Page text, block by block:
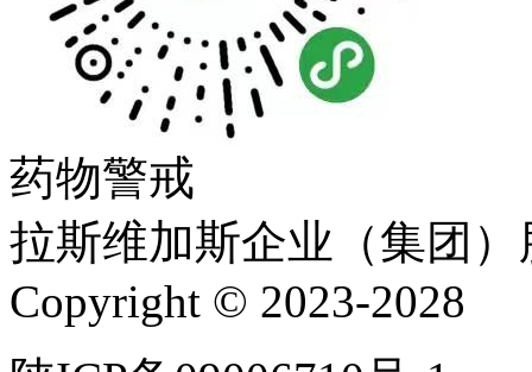
药物警戒
拉斯维加斯企业（集团
Copyright © 2023-2028